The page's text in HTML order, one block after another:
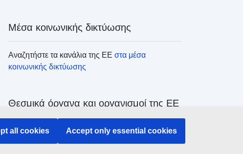
Μέσα κοινωνικής δικτύωσης
Αναζητήστε τα κανάλια της ΕΕστα μέσα
κοινωνικής δικτύωσης
Θεσμικά όργανα και οργανισμοί της ΕΕ
Αναζήτηση όλων των θεσμικών και λοιπών
οργάνων και οργανισμών της ΕΕ
all cookies Accept only essential cookies